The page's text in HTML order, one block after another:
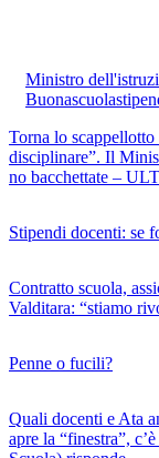
Ministro
Buonascuola
Torna lo scappellotto
disciplinare”. Il
no bacchettate –
Stipendi docenti: se
Contratto scuola,
Valditara: “stiamo
Penne o fucili?
Quali docenti e Ata
apre la “finestra”,